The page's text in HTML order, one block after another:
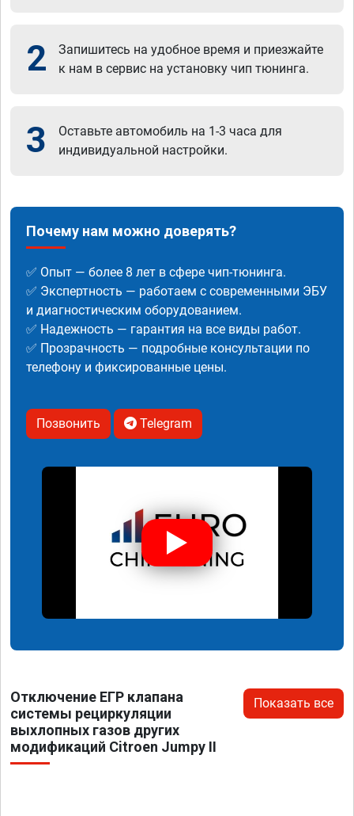
2
Запишитесь на удобное время и приезжайте
к нам в сервис на установку чип тюнинга.
3
Оставьте автомобиль на 1-3 часа для
индивидуальной настройки.
Почему нам можно доверять?
✅ Опыт — более 8 лет в сфере чип-тюнинга.
✅ Экспертность — работаем с современными ЭБУ
и диагностическим оборудованием.
✅ Надежность — гарантия на все виды работ.
✅ Прозрачность — подробные консультации по
телефону и фиксированные цены.
Позвонить Telegram
Отключение ЕГР клапана
системы рециркуляции
выхлопных газов других
модификаций Citroen Jumpy II
Показать все